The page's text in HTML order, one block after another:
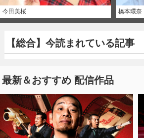
今田美桜 橋本環奈
【総合】今読まれている記事
最新＆おすすめ 配信作品